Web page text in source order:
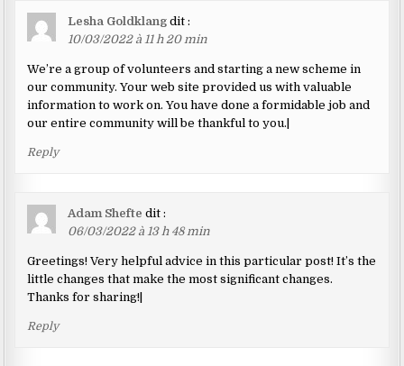
Lesha Goldklang dit :
10/03/2022 à 11 h 20 min
We’re a group of volunteers and starting a new scheme in
our community. Your web site provided us with valuable
information to work on. You have done a formidable job and
our entire community will be thankful to you.|
Reply
Adam Shefte dit :
06/03/2022 à 13 h 48 min
Greetings! Very helpful advice in this particular post! It’s the
little changes that make the most significant changes.
Thanks for sharing!|
Reply